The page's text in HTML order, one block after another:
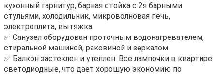
кухонный гарнитур, барная стойка с 2я барными
стульями, холодильник, микроволновая печь,
электроплита, вытяжка.
✅ Санузел оборудован проточным водонагревателем,
стиральной машиной, раковиной и зеркалом.
✅ Балкон застеклен и утеплен. Все лампочки в квартире
светодиодные, что дает хорошую экономию по